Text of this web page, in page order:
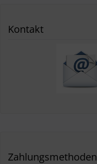
Kontakt
Zahlungsmethoden